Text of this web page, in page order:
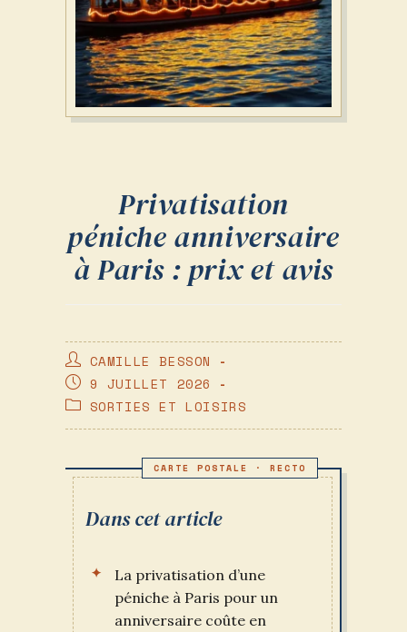
Privatisation
péniche anniversaire
à Paris : prix et avis
AUTEUR/AUTRICE
DE
LA
PUBLICATION :
CAMILLE BESSON
PUBLICATION
PUBLIÉE :
9 JUILLET 2026
POSTSORTIES ET LOISIRS
Dans cet article
La privatisation d’une
péniche à Paris pour un
anniversaire coûte en